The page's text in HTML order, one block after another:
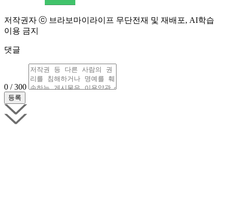
저작권자 ⓒ 브라보마이라이프 무단전재 및 재배포, AI학습
이용 금지
댓글
0 / 300